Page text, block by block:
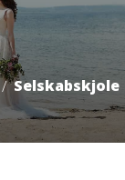
Selskabskjole